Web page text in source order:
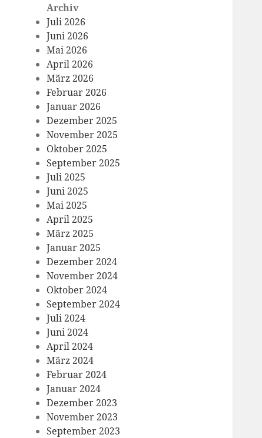
Archiv
Juli 2026
Juni 2026
Mai 2026
April 2026
März 2026
Februar 2026
Januar 2026
Dezember 2025
November 2025
Oktober 2025
September 2025
Juli 2025
Juni 2025
Mai 2025
April 2025
März 2025
Januar 2025
Dezember 2024
November 2024
Oktober 2024
September 2024
Juli 2024
Juni 2024
April 2024
März 2024
Februar 2024
Januar 2024
Dezember 2023
November 2023
September 2023